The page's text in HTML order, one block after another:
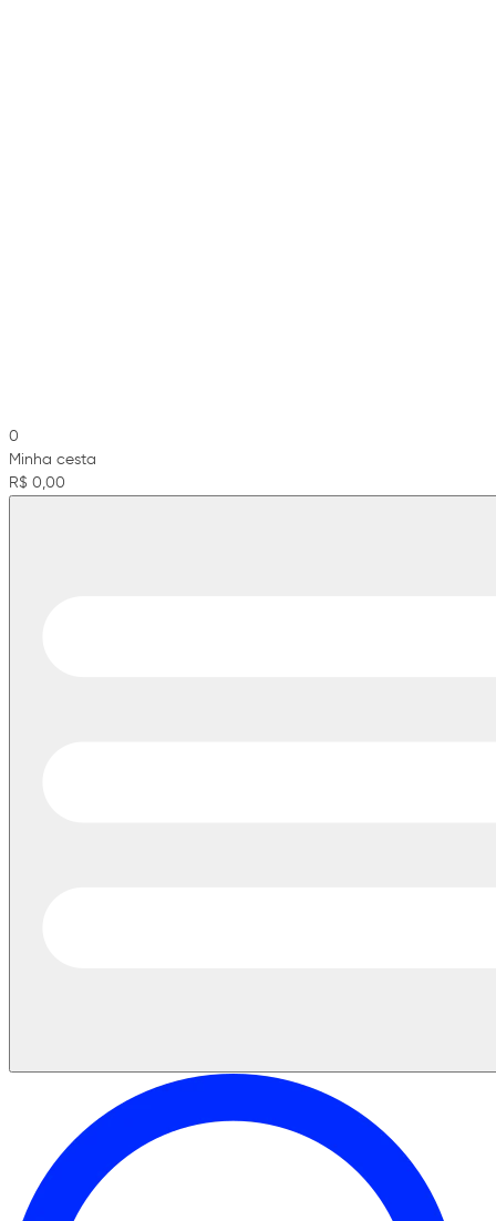
0
Minha cesta
R$ 0,00